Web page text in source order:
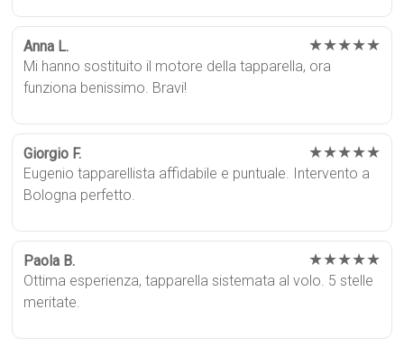
Anna L. ★★★★★
Mi hanno sostituito il motore della tapparella, ora
funziona benissimo. Bravi!
Giorgio F. ★★★★★
Eugenio tapparellista affidabile e puntuale. Intervento a
Bologna perfetto.
Paola B. ★★★★★
Ottima esperienza, tapparella sistemata al volo. 5 stelle
meritate.